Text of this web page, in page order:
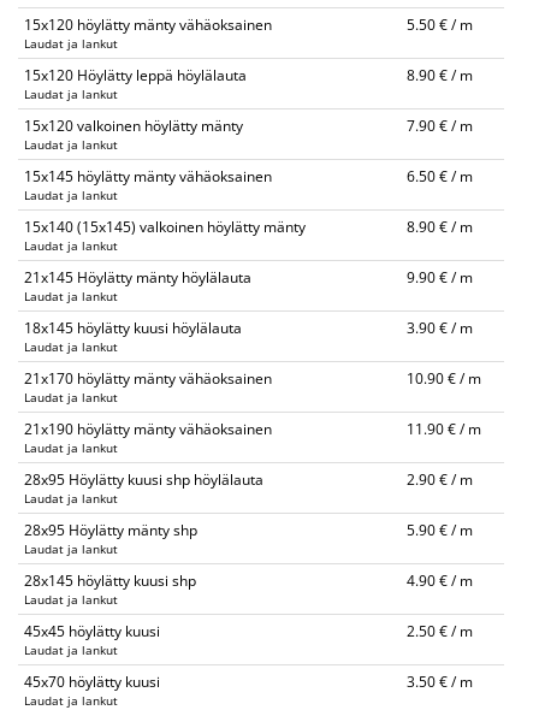
15x120 höylätty mänty vähäoksainen
Laudat ja lankut
5.50 € / m
15x120 Höylätty leppä höylälauta
Laudat ja lankut
8.90 € / m
15x120 valkoinen höylätty mänty
Laudat ja lankut
7.90 € / m
15x145 höylätty mänty vähäoksainen
Laudat ja lankut
6.50 € / m
15x140 (15x145) valkoinen höylätty mänty
Laudat ja lankut
8.90 € / m
21x145 Höylätty mänty höylälauta
Laudat ja lankut
9.90 € / m
18x145 höylätty kuusi höylälauta
Laudat ja lankut
3.90 € / m
21x170 höylätty mänty vähäoksainen
Laudat ja lankut
10.90 € / m
21x190 höylätty mänty vähäoksainen
Laudat ja lankut
11.90 € / m
28x95 Höylätty kuusi shp höylälauta
Laudat ja lankut
2.90 € / m
28x95 Höylätty mänty shp
Laudat ja lankut
5.90 € / m
28x145 höylätty kuusi shp
Laudat ja lankut
4.90 € / m
45x45 höylätty kuusi
Laudat ja lankut
2.50 € / m
45x70 höylätty kuusi
Laudat ja lankut
3.50 € / m